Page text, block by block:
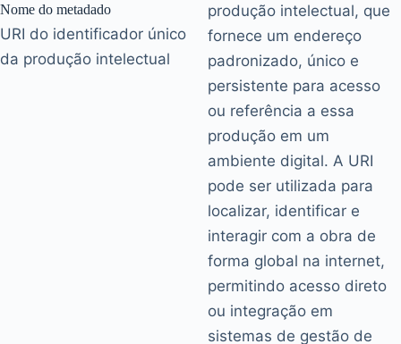
Nome do metadado
URI do identificador único
da produção intelectual
produção intelectual, que
fornece um endereço
padronizado, único e
persistente para acesso
ou referência a essa
produção em um
ambiente digital. A URI
pode ser utilizada para
localizar, identificar e
interagir com a obra de
forma global na internet,
permitindo acesso direto
ou integração em
sistemas de gestão de